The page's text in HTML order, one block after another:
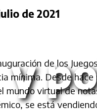
y
de 2021
de los
mínima. Desde
mundo virtual de
se está